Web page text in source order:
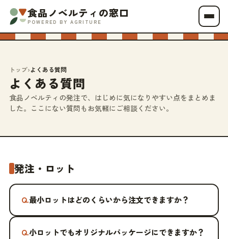
食品ノベルティの窓口
POWERED BY AGRITURE
トップ›よくある質問
よくある質問
食品ノベルティの発注で、はじめに気になりやすい点をまとめま
した。ここにない質問もお気軽にご相談ください。
発注・ロット
Q.最小ロットはどのくらいから注文できますか？
Q.小ロットでもオリジナルパッケージにできますか？